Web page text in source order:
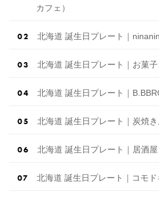
カフェ）
北海道 誕生日プレート｜
北海道 誕生日プレート｜お菓
北海道 誕生日プレート｜
北海道 誕生日プレート｜炭焼
北海道 誕生日プレート｜居酒
北海道 誕生日プレート｜コモド